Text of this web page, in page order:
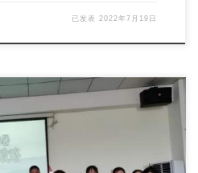
已发表 2022年7月19日
进一步增强辖区居民群众防暑降